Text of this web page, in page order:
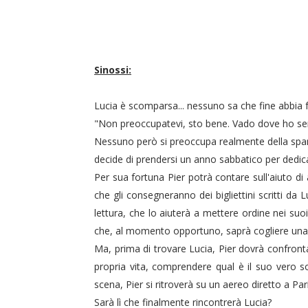
Sinossi:
Lucia è scomparsa... nessuno sa che fine
"Non preoccupatevi, sto bene. Vado dove ho
Nessuno però si preoccupa realmente della
decide di prendersi un anno sabbatico per
Per sua fortuna Pier potrà contare sull'aiuto
che gli consegneranno dei bigliettini scritti da
lettura, che lo aiuterà a mettere ordine nei
che, al momento opportuno, saprà cogliere
Ma, prima di trovare Lucia, Pier dovrà
propria vita, comprendere qual è il suo vero
scena, Pier si ritroverà su un aereo diretto a
Sarà lì che finalmente rincontrerà Lucia?